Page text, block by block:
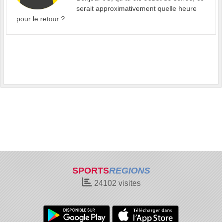
serait approximativement quelle heure
pour le retour ?
SPORTSREGIONS
24102 visites